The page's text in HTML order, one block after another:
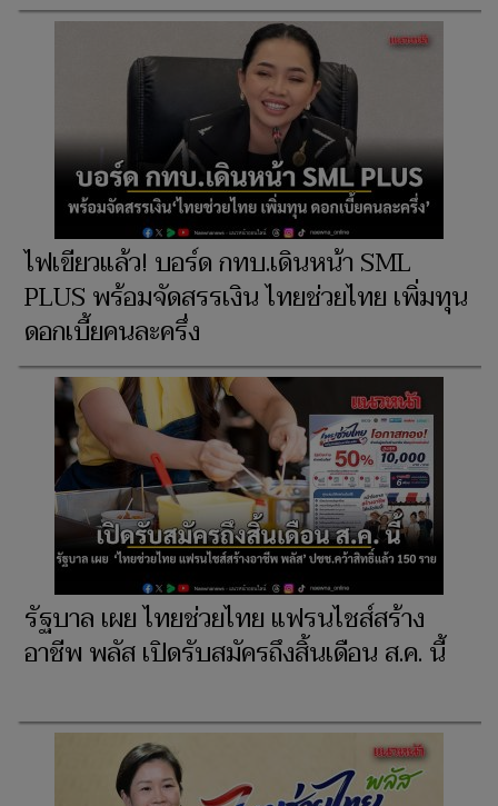
ไฟเขียวแล้ว! บอร์ด กทบ.เดินหน้า SML
PLUS พร้อมจัดสรรเงิน ไทยช่วยไทย เพิ่มทุน
ดอกเบี้ยคนละครึ่ง
รัฐบาล เผย ไทยช่วยไทย แฟรนไชส์สร้าง
อาชีพ พลัส เปิดรับสมัครถึงสิ้นเดือน ส.ค. นี้